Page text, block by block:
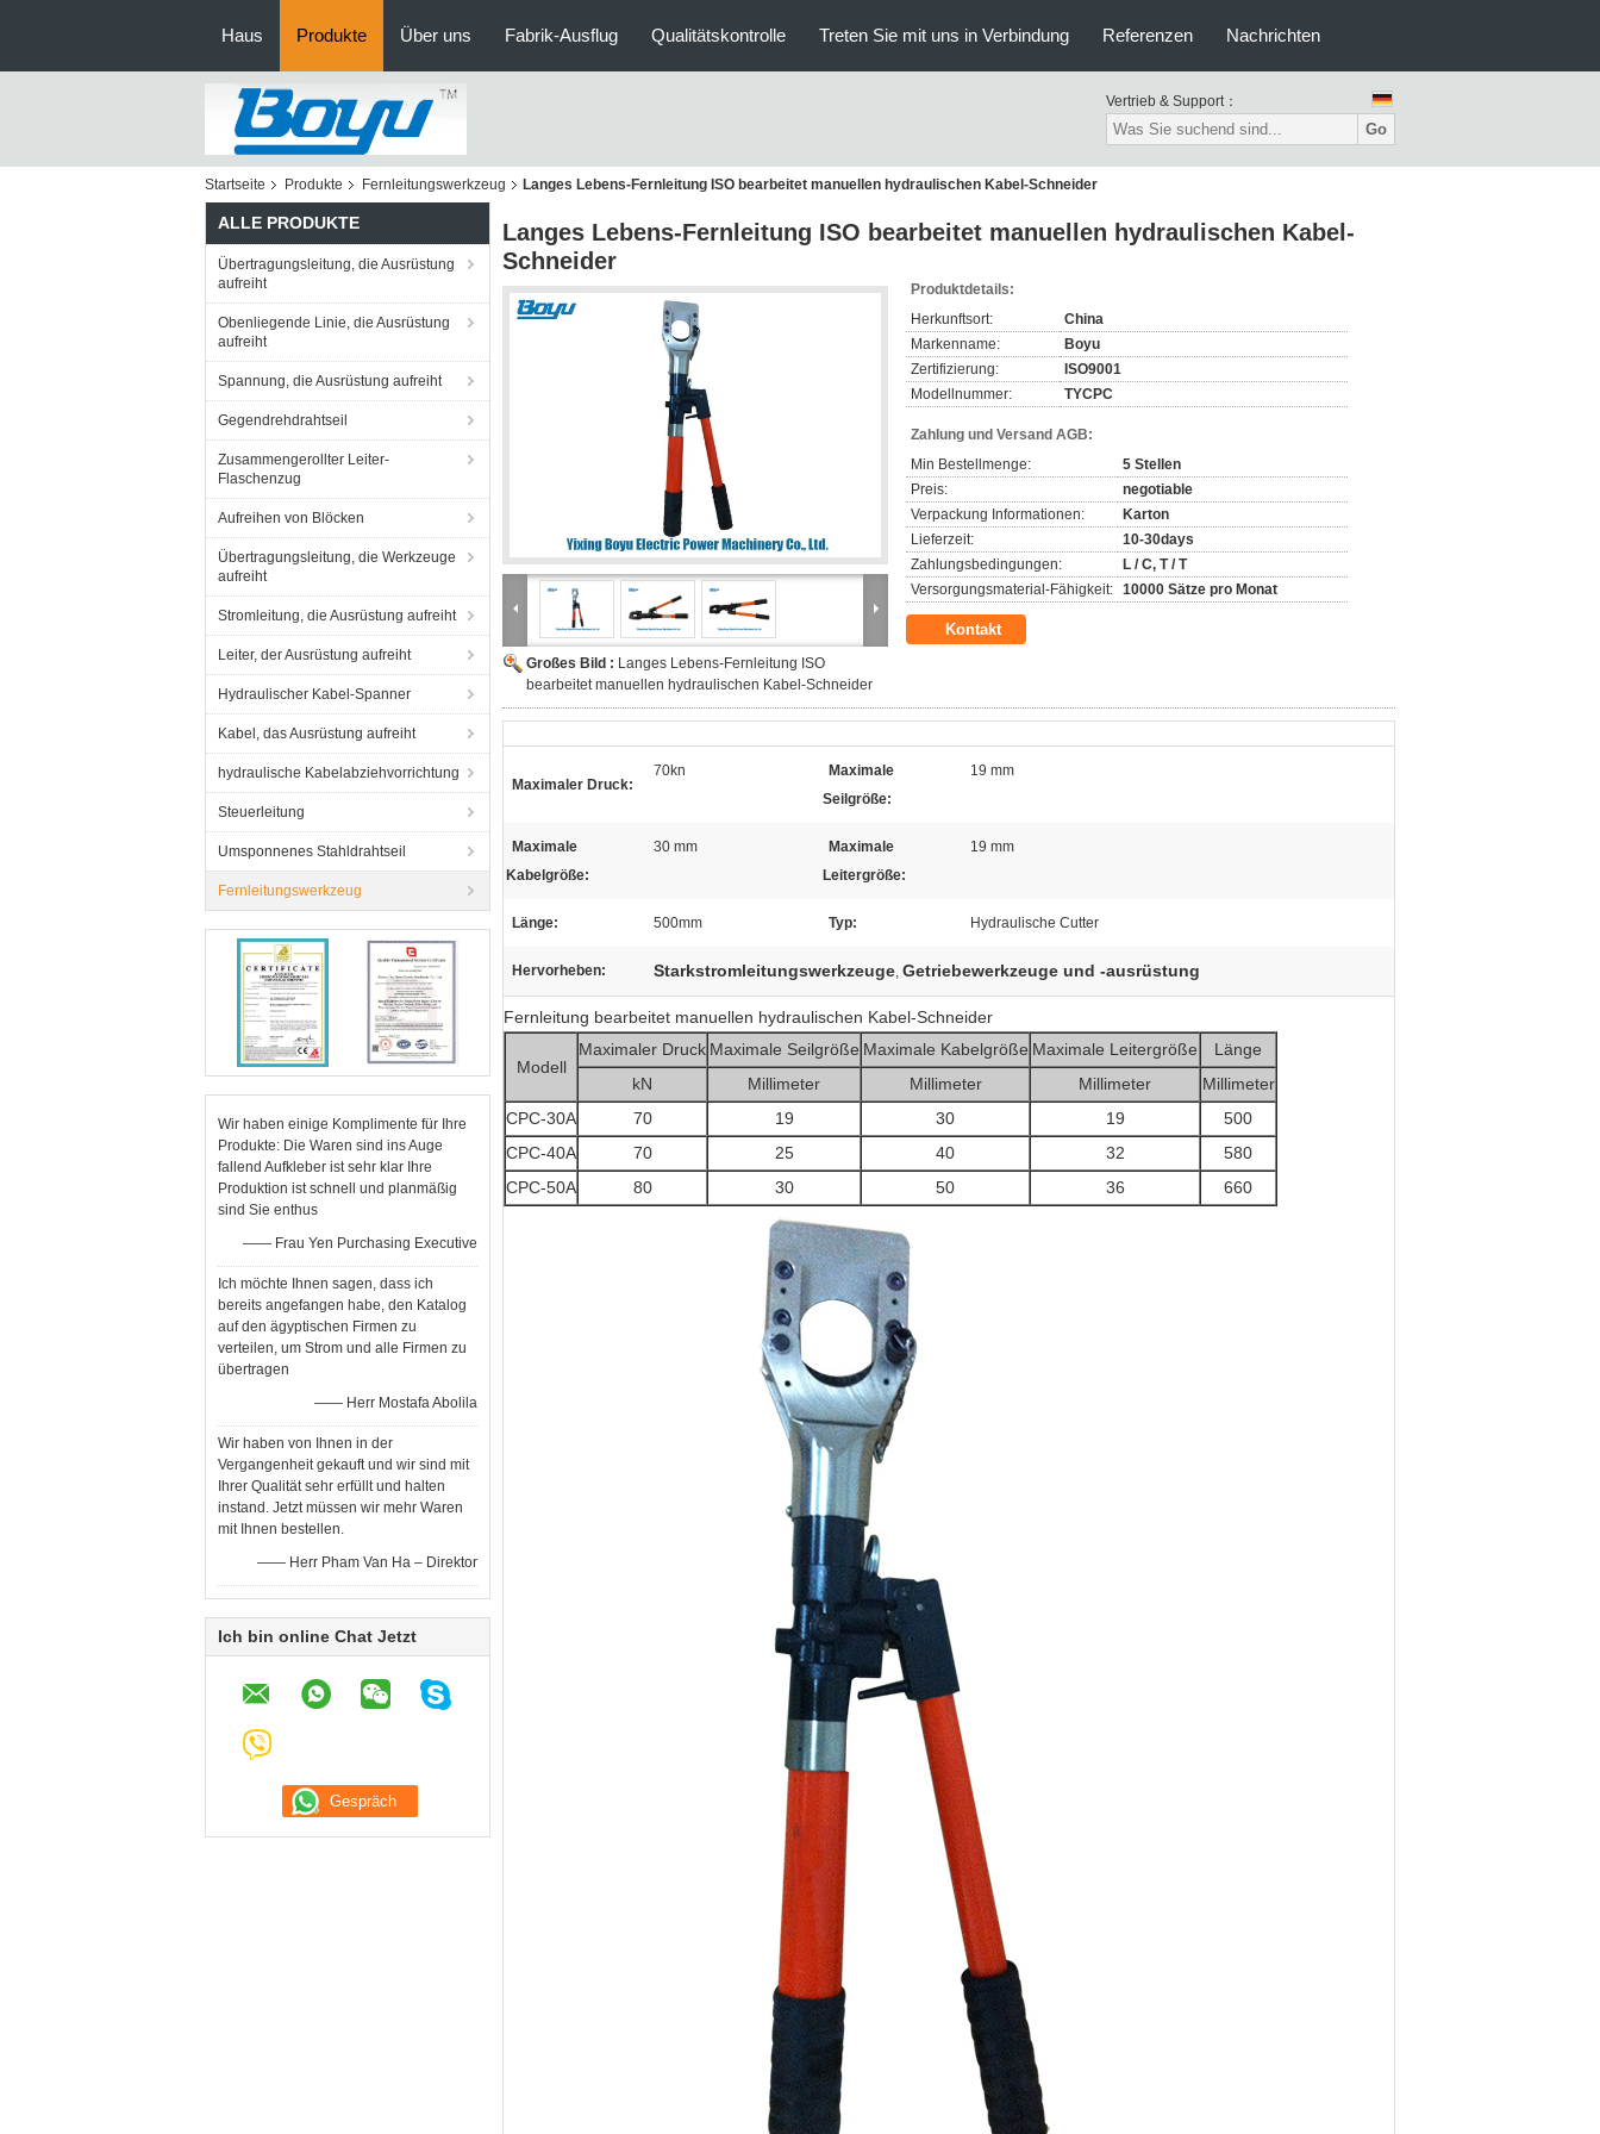
Haus Produkte Über uns Fabrik-Ausflug Qualitätskontrolle Treten Sie mit uns in Verbindung Referenzen Nachrichten
Vertrieb & Support：
Go
Startseite Produkte Fernleitungswerkzeug Langes Lebens-Fernleitung ISO bearbeitet manuellen hydraulischen Kabel-Schneider
ALLE PRODUKTE
Übertragungsleitung, die Ausrüstung
aufreiht
Obenliegende Linie, die Ausrüstung
aufreiht
Spannung, die Ausrüstung aufreiht
Gegendrehdrahtseil
Zusammengerollter Leiter-
Flaschenzug
Aufreihen von Blöcken
Übertragungsleitung, die Werkzeuge
aufreiht
Stromleitung, die Ausrüstung aufreiht
Leiter, der Ausrüstung aufreiht
Hydraulischer Kabel-Spanner
Kabel, das Ausrüstung aufreiht
hydraulische Kabelabziehvorrichtung
Steuerleitung
Umsponnenes Stahldrahtseil
Fernleitungswerkzeug
Wir haben einige Komplimente für Ihre
Produkte: Die Waren sind ins Auge
fallend Aufkleber ist sehr klar Ihre
Produktion ist schnell und planmäßig
sind Sie enthus
—— Frau Yen Purchasing Executive
Ich möchte Ihnen sagen, dass ich
bereits angefangen habe, den Katalog
auf den ägyptischen Firmen zu
verteilen, um Strom und alle Firmen zu
übertragen
—— Herr Mostafa Abolila
Wir haben von Ihnen in der
Vergangenheit gekauft und wir sind mit
Ihrer Qualität sehr erfüllt und halten
instand. Jetzt müssen wir mehr Waren
mit Ihnen bestellen.
—— Herr Pham Van Ha – Direktor
Ich bin online Chat Jetzt
Langes Lebens-Fernleitung ISO bearbeitet manuellen hydraulischen Kabel-
Schneider
Großes Bild : Langes Lebens-Fernleitung ISO
bearbeitet manuellen hydraulischen Kabel-Schneider
Produktdetails:
Herkunftsort:
China
Markenname:
Boyu
Zertifizierung:
ISO9001
Modellnummer:
TYCPC
Zahlung und Versand AGB:
Min Bestellmenge:
5 Stellen
Preis:
negotiable
Verpackung Informationen:
Karton
Lieferzeit:
10-30days
Zahlungsbedingungen:
L / C, T / T
Versorgungsmaterial-Fähigkeit: 10000 Sätze pro Monat
Kontakt
Maximaler Druck:
70kn
Maximale
Seilgröße:
19 mm
Maximale
Kabelgröße:
30 mm
Maximale
Leitergröße:
19 mm
Länge: 500mm Typ: Hydraulische Cutter
Hervorheben: Starkstromleitungswerkzeuge, Getriebewerkzeuge und -ausrüstung
Fernleitung bearbeitet manuellen hydraulischen Kabel-Schneider
Modell
Maximaler Druck Maximale Seilgröße Maximale Kabelgröße Maximale Leitergröße
Länge
kN
Millimeter Millimeter Millimeter
Millimeter
CPC-30A
70 19 30 19
500
CPC-40A
70 25 40 32
580
CPC-50A
80 30 50 36 660